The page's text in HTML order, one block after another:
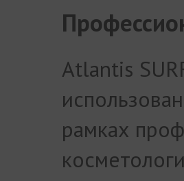
Atlantis
рамках